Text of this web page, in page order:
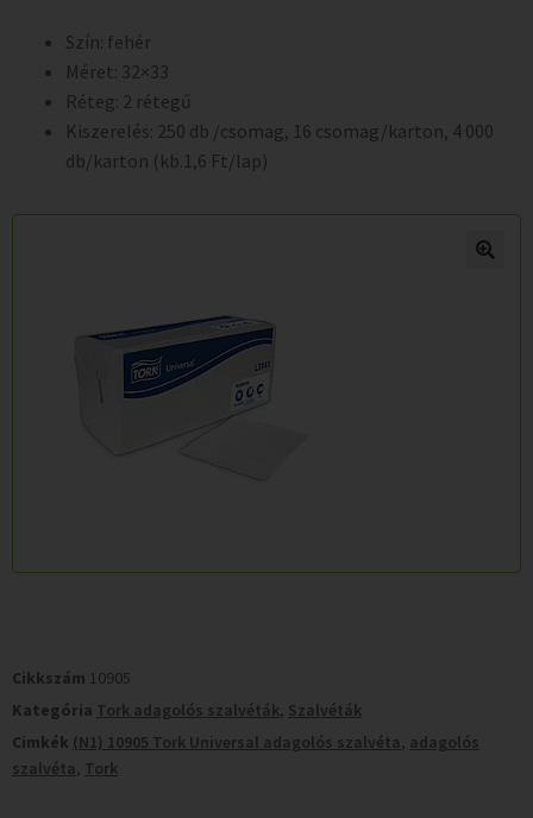
Szín: fehér
Méret: 32×33
Réteg: 2 rétegű
Kiszerelés: 250 db /csomag, 16 csomag/karton, 4 000
db/karton (kb.1,6 Ft/lap)
Cikkszám 10905
Kategória Tork adagolós szalvéták, Szalvéták
Cimkék (N1) 10905 Tork Universal adagolós szalvéta, adagolós
szalvéta, Tork